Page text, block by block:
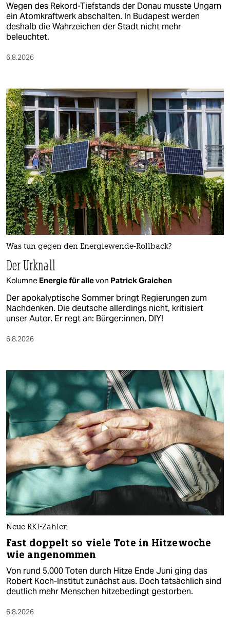
Wegen des Rekord-Tiefstands der Donau musste Ungarn
ein Atomkraftwerk abschalten. In Budapest werden
deshalb die Wahrzeichen der Stadt nicht mehr
beleuchtet.
6.8.2026
Was tun gegen den Energiewende-Rollback?
Der Urknall
Kolumne Energie für allevon Patrick Graichen
Der apokalyptische Sommer bringt Regierungen zum
Nachdenken. Die deutsche allerdings nicht, kritisiert
unser Autor. Er regt an: Bürger:innen, DIY!
6.8.2026
Neue RKI-Zahlen
Fast doppelt so viele Tote in Hitzewoche
wie angenommen
Von rund 5.000 Toten durch Hitze Ende Juni ging das
Robert Koch-Institut zunächst aus. Doch tatsächlich sind
deutlich mehr Menschen hitzebedingt gestorben.
6.8.2026